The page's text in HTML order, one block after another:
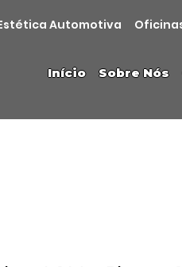
Automotiva
Início Sobre Nós